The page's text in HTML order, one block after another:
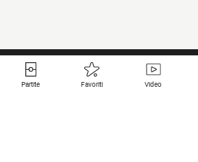
Partite Favoriti Video